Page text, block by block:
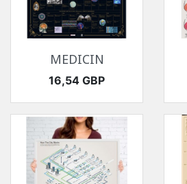
MEDICIN
Pris
16,54 GBP